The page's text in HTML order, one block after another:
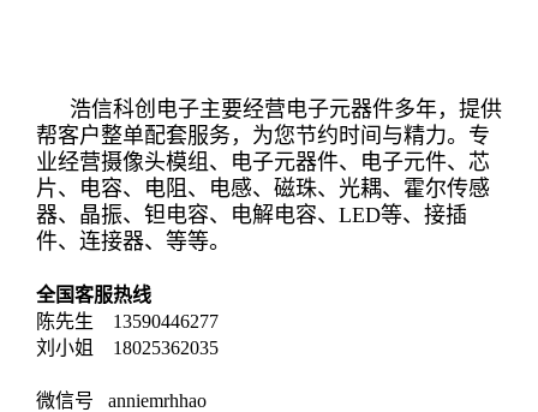
浩信科创电子主要经营电子元器件多年，提供
帮客户整单配套服务，为您节约时间与精力。专
业经营摄像头模组、电子元器件、电子元件、芯
片、电容、电阻、电感、磁珠、光耦、霍尔传感
器、晶振、钽电容、电解电容、LED等、接插
件、连接器、等等。
全国客服热线
陈先生 13590446277
刘小姐 18025362035
微信号 anniemrhhao